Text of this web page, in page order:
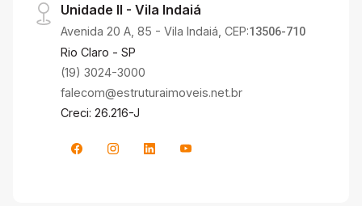
Unidade II - Vila Indaiá
Avenida 20 A, 85 - Vila Indaiá, CEP:13506-710
Rio Claro - SP
(19) 3024-3000
falecom@estruturaimoveis.net.br
Creci: 26.216-J